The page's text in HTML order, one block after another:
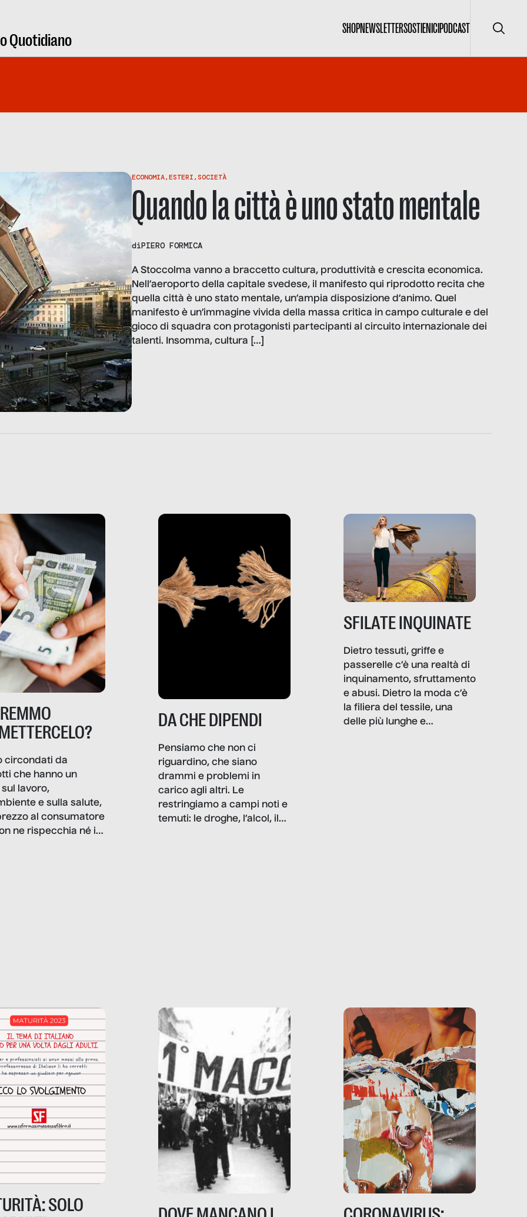
Quotidiano
SHOPNEWSLETTERSOSTIENICIPODCAST Cerca
ECONOMIA,ESTERI,SOCIETÀ
Quando la città è uno stato mentale
diPIERO FORMICA
A Stoccolma vanno a braccetto cultura, produttività e crescita economica.
Nell’aeroporto della capitale svedese, il manifesto qui riprodotto recita che
quella città è uno stato mentale, un’ampia disposizione d’animo. Quel
manifesto è un’immagine vivida della massa critica in campo culturale e del
gioco di squadra con protagonisti partecipanti al circuito internazionale dei
talenti. Insomma, cultura […]
circondati da
che hanno un
lavoro,
e sulla salute,
al consumatore
ne rispecchia né il
la nostra vita
DA CHE DIPENDI
Pensiamo che non ci
riguardino, che siano
drammi e problemi in
carico agli altri. Le
restringiamo a campi noti e
temuti: le droghe, l’alcol, il
come.
SFILATE INQUINATE
Dietro tessuti, griffe e
passerelle c’è una realtà di
inquinamento, sfruttamento
e abusi. Dietro la moda c’è
la filiera del tessile, una
delle più lunghe e
SOLO